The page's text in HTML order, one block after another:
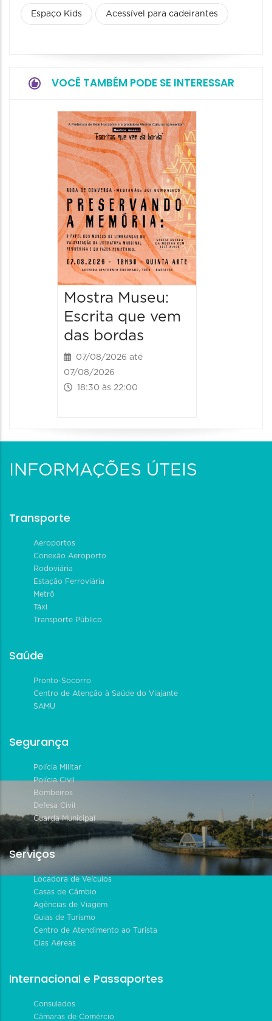
Espaço Kids Acessível para cadeirantes
VOCÊ TAMBÉM PODE SE INTERESSAR
Mostra Museu:
Escrita que vem
das bordas
07/08/2026 até
07/08/2026
18:30 às 22:00
INFORMAÇÕES ÚTEIS
Transporte
Aeroportos
Conexão Aeroporto
Rodoviária
Estação Ferroviária
Metrô
Táxi
Transporte Público
Saúde
Pronto-Socorro
Centro de Atenção à Saúde do Viajante
SAMU
Segurança
Polícia Militar
Polícia Civil
Bombeiros
Defesa Civil
Guarda Municipal
Serviços
Locadora de Veículos
Casas de Câmbio
Agências de Viagem
Guias de Turismo
Centro de Atendimento ao Turista
Cias Aéreas
Internacional e Passaportes
Consulados
Câmaras de Comércio